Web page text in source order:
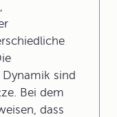
sind
Bei dem
dass